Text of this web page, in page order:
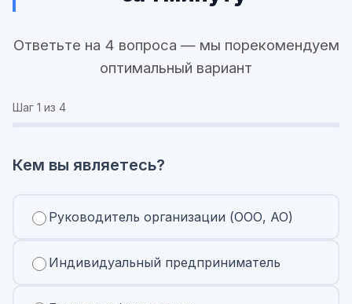
Ответьте на 4 вопроса — мы порекомендуем
оптимальный вариант
Шаг 1 из 4
Кем вы являетесь?
Руководитель организации (ООО, АО)
Индивидуальный предприниматель